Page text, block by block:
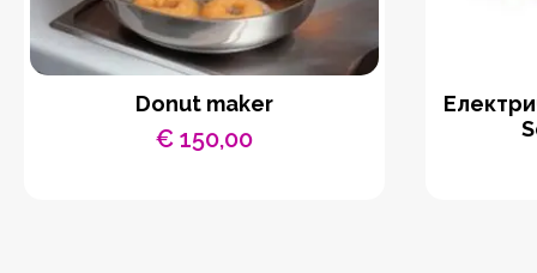
Donut maker
€ 150,00